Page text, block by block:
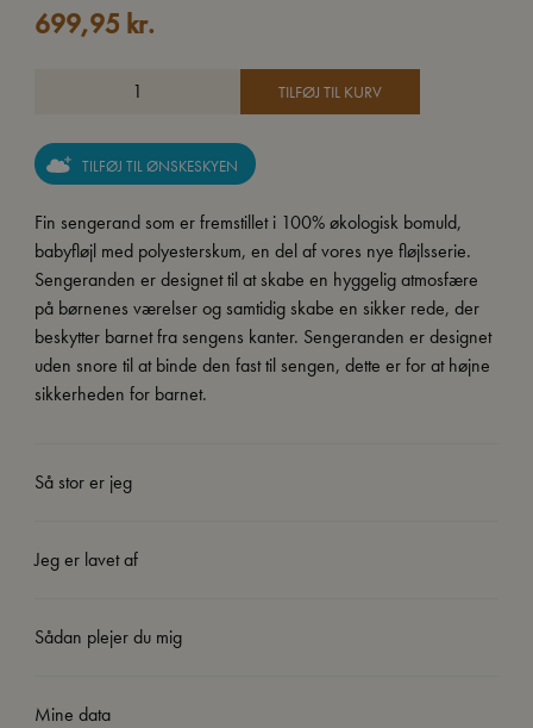
699,95 kr.
TILFØJ TIL KURV
TILFØJ TIL ØNSKESKYEN
Fin sengerand som er fremstillet i 100% økologisk bomuld,
babyfløjl med polyesterskum, en del af vores nye fløjlsserie.
Sengeranden er designet til at skabe en hyggelig atmosfære
på børnenes værelser og samtidig skabe en sikker rede, der
beskytter barnet fra sengens kanter. Sengeranden er designet
uden snore til at binde den fast til sengen, dette er for at højne
sikkerheden for barnet.
Så stor er jeg
Jeg er lavet af
Sådan plejer du mig
Mine data